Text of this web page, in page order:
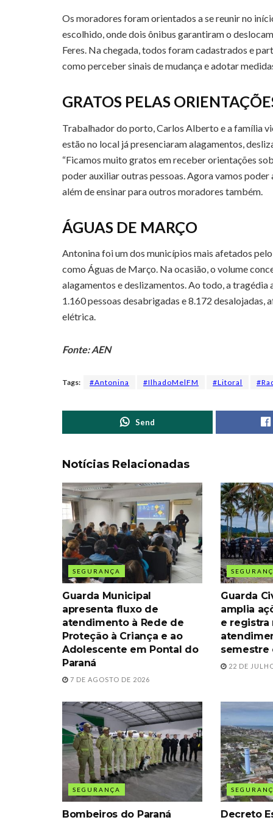
Os moradores foram orientados a se reunir no
escolhido, onde dois ônibus garantiram o
Feres. Na chegada, todos foram cadastrados e
como perceber sinais de mudança e adotar
GRATOS PELAS
Trabalhador do porto, Carlos Alberto e a família
estão no local já presenciaram alagamentos,
“Ficamos muito gratos em receber orientações
poder auxiliar outras pessoas. Agora vamos poder
além de ensinar para outros moradores também.
ÁGUAS DE MARÇO
Antonina foi um dos municípios mais afetados
como Águas de Março. Na ocasião, o volume
alagamentos e deslizamentos. Ao todo, a tragédia
1.160 pessoas desabrigadas e 8.172 desalojadas,
elétrica.
Fonte: AEN
Tags: #Antonina #IlhadoMelFM #Litoral
Send
Notícias Relacionadas
SEGURANÇA
Guarda Municipal
apresenta fluxo de
atendimento à Rede de
Proteção à Criança e ao
Adolescente em Pontal do
Paraná
7 DE AGOSTO DE 2026
Guarda
amplia
e registra
semestre
22 DE
SEGURANÇA
Bombeiros do Paraná Decreto